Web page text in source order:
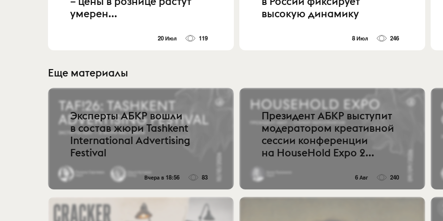
умерен...
20 Июл 119
высокую динамику
8 Июл 246
Еще материалы
Эксперты АБКР вошли
в состав жюри Tashkent
International Advertising
Festival
Вчера в 18:56 83
Президент АБКР выступит
модератором креативной
сессии конференции
на HouseHold Expo 2...
6 Авг 240